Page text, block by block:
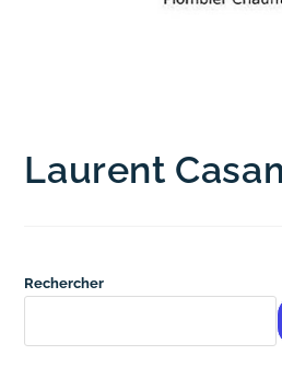
Laurent
Rechercher